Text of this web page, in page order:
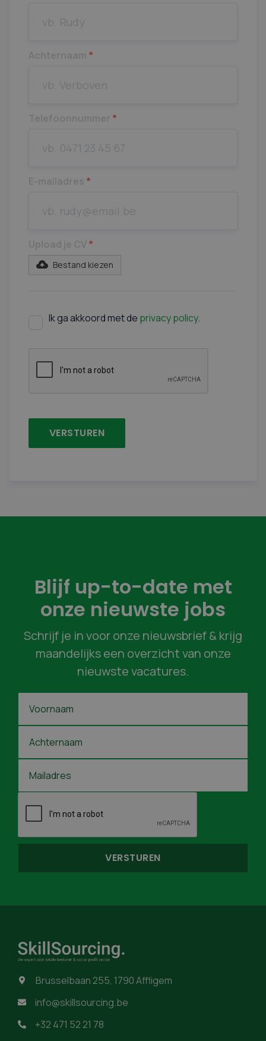
*
*
*
*
Bestand kiezen
Ik ga akkoord met de privacy policy.
Blijf up-to-date met
onze nieuwste jobs
Schrijf je in voor onze nieuwsbrief & krijg
maandelijks een overzicht van onze
nieuwste vacatures.
 Brusselbaan 255, 1790 Affligem
 info@skillsourcing.be

+32 471 52 21 78